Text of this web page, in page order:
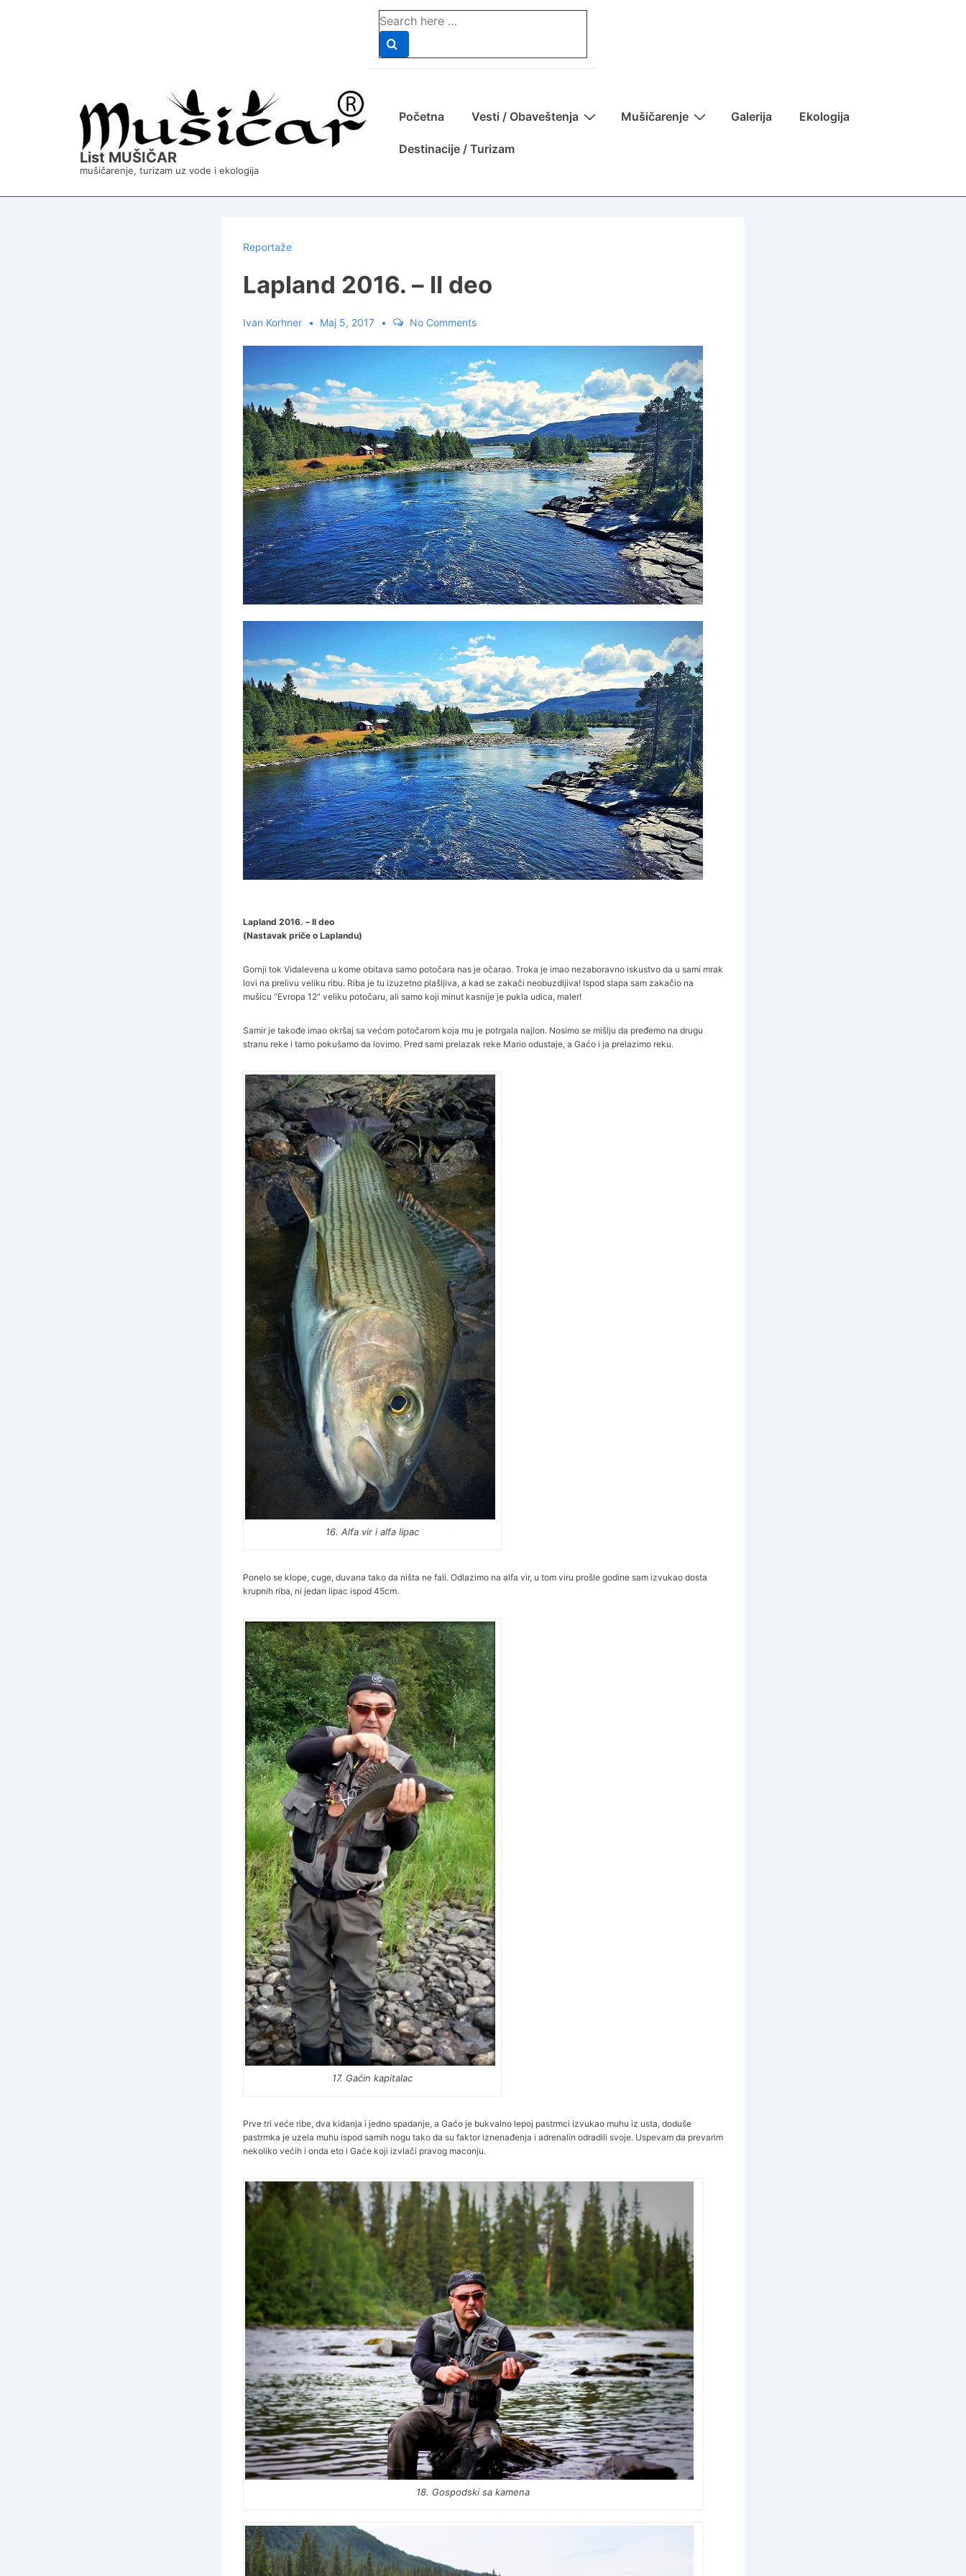
Search
for:
List MUŠIČAR
mušičarenje, turizam uz vode i ekologija
Navigation
Početna Vesti / Obaveštenja Mušičarenje Galerija Ekologija
Destinacije / Turizam
Reportaže
Lapland 2016. – II deo
Ivan Korhner Maj 5, 2017 No Comments
Lapland 2016. – II deo
(Nastavak priče o Laplandu)
Gornji tok Vidalevena u kome obitava samo potočara nas je očarao. Troka je imao nezaboravno iskustvo da u sami mrak
lovi na prelivu veliku ribu. Riba je tu izuzetno plašljiva, a kad se zakači neobuzdljiva! Ispod slapa sam zakačio na
mušicu “Evropa 12” veliku potočaru, ali samo koji minut kasnije je pukla udica, maler!
Samir je takođe imao okršaj sa većom potočarom koja mu je potrgala najlon. Nosimo se mišlju da pređemo na drugu
stranu reke i tamo pokušamo da lovimo. Pred sami prelazak reke Mario odustaje, a Gaćo i ja prelazimo reku.
16. Alfa vir i alfa lipac
Ponelo se klope, cuge, duvana tako da ništa ne fali. Odlazimo na alfa vir, u tom viru prošle godine sam izvukao dosta
krupnih riba, ni jedan lipac ispod 45cm.
17. Gaćin kapitalac
Prve tri veće ribe, dva kidanja i jedno spadanje, a Gaćo je bukvalno lepoj pastrmci izvukao muhu iz usta, doduše
pastrmka je uzela muhu ispod samih nogu tako da su faktor iznenađenja i adrenalin odradili svoje. Uspevam da prevarim
nekoliko većih i onda eto i Gaće koji izvlači pravog maconju.
18. Gospodski sa kamena